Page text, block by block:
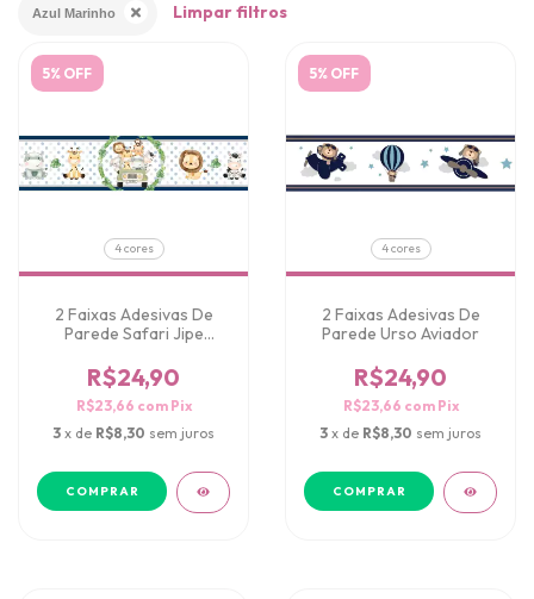
Azul Marinho Limpar filtros
5% OFF
4 cores
2 Faixas Adesivas De
Parede Safari Jipe
R$24,90
R$23,66 com Pix
3 x de R$8,30 sem juros
COMPRAR
5% OFF
4 cores
2 Faixas Adesivas De
Parede Urso Aviador
R$24,90
R$23,66 com Pix
3 x de R$8,30 sem juros
COMPRAR